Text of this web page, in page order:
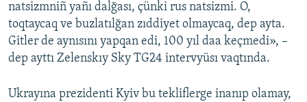
natsizmniñ yañı dalğası, çünki rus natsizmi. O,
toqtaycaq ve buzlatılğan zıddiyet olmaycaq, dep ayta.
Gitler de aynısını yapqan edi, 100 yıl daa keçmedi», –
dep ayttı Zelenskıy Sky TG24 intervyüsı vaqtında.
Ukrayına prezidenti Kyiv bu tekliflerge inanıp olamay,